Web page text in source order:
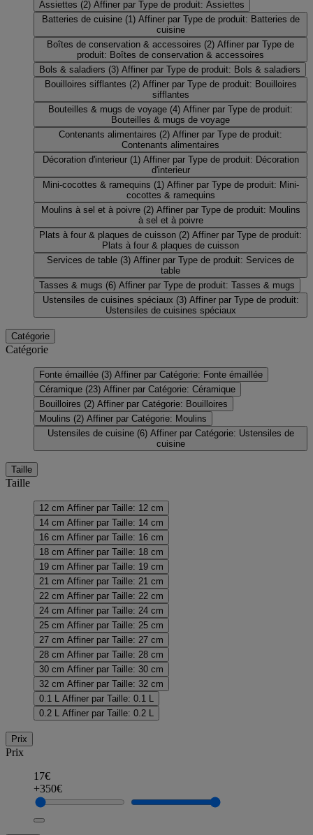
Assiettes (2) Affiner par Type de produit: Assiettes
Batteries de cuisine (1) Affiner par Type de produit: Batteries de
cuisine
Boîtes de conservation & accessoires (2) Affiner par Type de
produit: Boîtes de conservation & accessoires
Bols & saladiers (3) Affiner par Type de produit: Bols & saladiers
Bouilloires sifflantes (2) Affiner par Type de produit: Bouilloires
sifflantes
Bouteilles & mugs de voyage (4) Affiner par Type de produit:
Bouteilles & mugs de voyage
Contenants alimentaires (2) Affiner par Type de produit:
Contenants alimentaires
Décoration d'interieur (1) Affiner par Type de produit: Décoration
d'interieur
Mini-cocottes & ramequins (1) Affiner par Type de produit: Mini-
cocottes & ramequins
Moulins à sel et à poivre (2) Affiner par Type de produit: Moulins
à sel et à poivre
Plats à four & plaques de cuisson (2) Affiner par Type de produit:
Plats à four & plaques de cuisson
Services de table (3) Affiner par Type de produit: Services de
table
Tasses & mugs (6) Affiner par Type de produit: Tasses & mugs
Ustensiles de cuisines spéciaux (3) Affiner par Type de produit:
Ustensiles de cuisines spéciaux
Catégorie
Catégorie
Fonte émaillée (3) Affiner par Catégorie: Fonte émaillée
Céramique (23) Affiner par Catégorie: Céramique
Bouilloires (2) Affiner par Catégorie: Bouilloires
Moulins (2) Affiner par Catégorie: Moulins
Ustensiles de cuisine (6) Affiner par Catégorie: Ustensiles de
cuisine
Taille
Taille
12 cm Affiner par Taille: 12 cm
14 cm Affiner par Taille: 14 cm
16 cm Affiner par Taille: 16 cm
18 cm Affiner par Taille: 18 cm
19 cm Affiner par Taille: 19 cm
21 cm Affiner par Taille: 21 cm
22 cm Affiner par Taille: 22 cm
24 cm Affiner par Taille: 24 cm
25 cm Affiner par Taille: 25 cm
27 cm Affiner par Taille: 27 cm
28 cm Affiner par Taille: 28 cm
30 cm Affiner par Taille: 30 cm
32 cm Affiner par Taille: 32 cm
0.1 L Affiner par Taille: 0.1 L
0.2 L Affiner par Taille: 0.2 L
Prix
Prix
17€
+350€